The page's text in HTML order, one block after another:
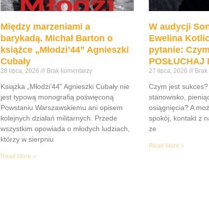
Między marzeniami a
barykadą. Michał Barton o
książce „Młodzi’44” Agnieszki
Cubały
28 lipca, 2026 Brak komentarzy
Książka „Młodzi’44” Agnieszki Cubały nie
jest typową monografią poświęconą
Powstaniu Warszawskiemu ani opisem
kolejnych działań militarnych. Przede
wszystkim opowiada o młodych ludziach,
którzy w sierpniu
Read More »
W audycji
Ewelina
pytanie:
POSŁUCHAJ
27 lipca, 2026
Czym jest
stanowisko,
osiągnięcia? A
spokój, kontakt z
ze
Read More »